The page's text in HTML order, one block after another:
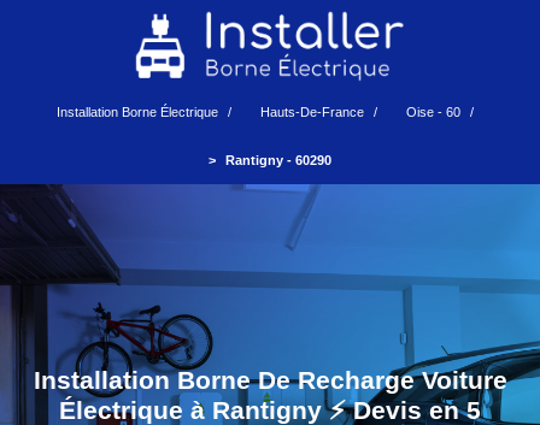
Installation Borne Électrique Hauts-De-France Oise - 60
Rantigny - 60290
Installation Borne De Recharge Voiture
Électrique à Rantigny ⚡️ Devis en 5